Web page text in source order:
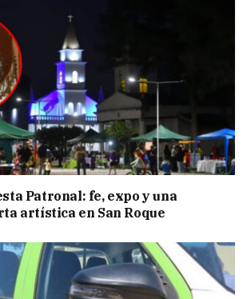
Patronal: fe, expo y una
artística en San Roque